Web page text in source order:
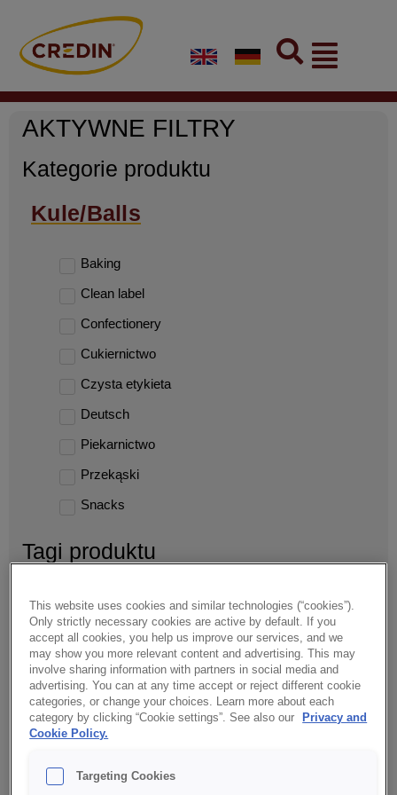
content
Flyout
Menu
AKTYWNE FILTRY
Kategorie produktu
Kule/Balls
Baking
Clean label
Confectionery
Cukiernictwo
Czysta etykieta
Deutsch
Piekarnictwo
Przekąski
Snacks
Tagi produktu
Chilli
Czysta etykieta/Clean label
Dekoracja/Decoration
Fit
Harissa
Indie/India
This website uses cookies and similar technologies (“cookies”).
Only strictly necessary cookies are active by default. If you
accept all cookies, you help us improve our services, and we
may show you more relevant content and advertising. This may
involve sharing information with partners in social media and
advertising. You can at any time accept or reject different cookie
categories, or change your choices. Learn more about each
category by clicking “Cookie settings”. See also our
Privacy and
Cookie Policy.
Targeting Cookies